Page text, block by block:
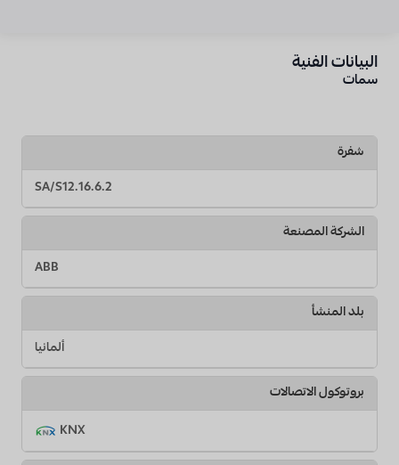
البيانات الفنية
سمات
شفرة
SA/S12.16.6.2
الشركة المصنعة
ABB
بلد المنشأ
ألمانيا
بروتوكول الاتصالات
KNX